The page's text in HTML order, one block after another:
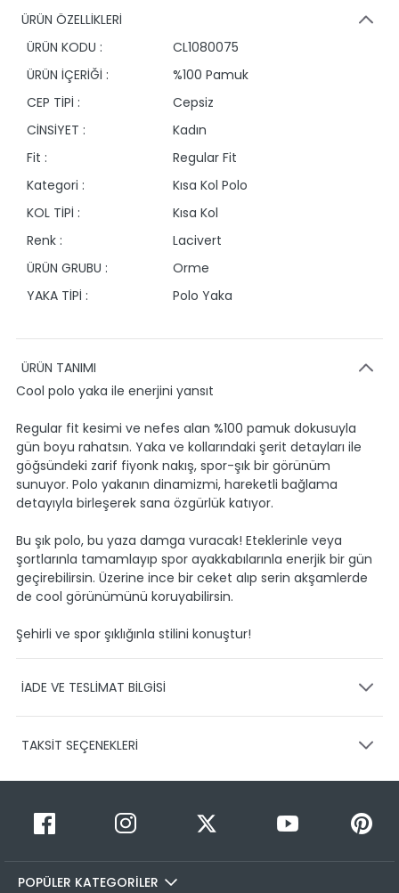
ÜRÜN ÖZELLİKLERİ
ÜRÜN KODU :
CL1080075
ÜRÜN İÇERİĞİ :
%100 Pamuk
CEP TİPİ :
Cepsiz
CİNSİYET :
Kadın
Fit :
Regular Fit
Kategori :
Kısa Kol Polo
KOL TİPİ :
Kısa Kol
Renk :
Lacivert
ÜRÜN GRUBU :
Orme
YAKA TİPİ :
Polo Yaka
ÜRÜN TANIMI
Cool polo yaka ile enerjini yansıt
Regular fit kesimi ve nefes alan %100 pamuk dokusuyla
gün boyu rahatsın. Yaka ve kollarındaki şerit detayları ile
göğsündeki zarif fiyonk nakış, spor-şık bir görünüm
sunuyor. Polo yakanın dinamizmi, hareketli bağlama
detayıyla birleşerek sana özgürlük katıyor.
Bu şık polo, bu yaza damga vuracak! Eteklerinle veya
şortlarınla tamamlayıp spor ayakkabılarınla enerjik bir gün
geçirebilirsin. Üzerine ince bir ceket alıp serin akşamlerde
de cool görünümünü koruyabilirsin.
Şehirli ve spor şıklığınla stilini konuştur!
İADE VE TESLİMAT BİLGİSİ
Ürünlerinizin gönderimini anlaşmalı olduğumuz PTT,
1-3 iş günü içerisinde kargoya teslim edilir.
Siparişimin kargo takibini nasıl yapabilirim?
Hesabım/Siparişlerim paneli üzerinden ilgili siparişinize ait
TAKSİT SEÇENEKLERİ
Taksit Sayısı Taksit Miktarı
Taksitli Tutar
Toplam
699,90 TL
2
349,95 TL
POPÜLER KATEGORİLER